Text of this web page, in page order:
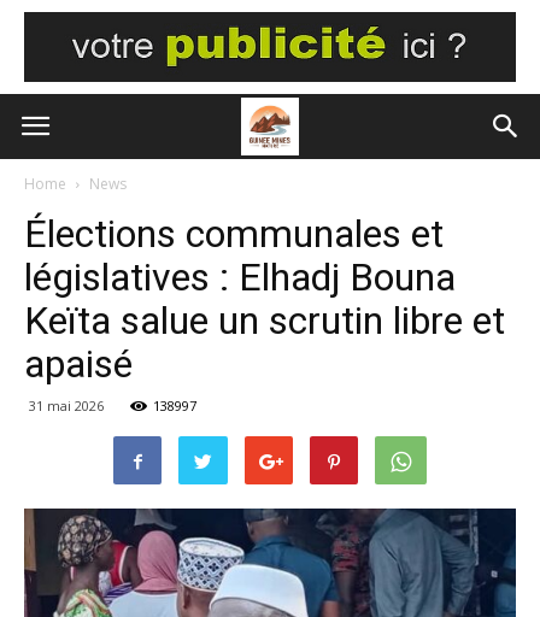
Home News
Élections communales et
législatives : Elhadj Bouna
Keïta salue un scrutin libre et
apaisé
31 mai 2026 138997